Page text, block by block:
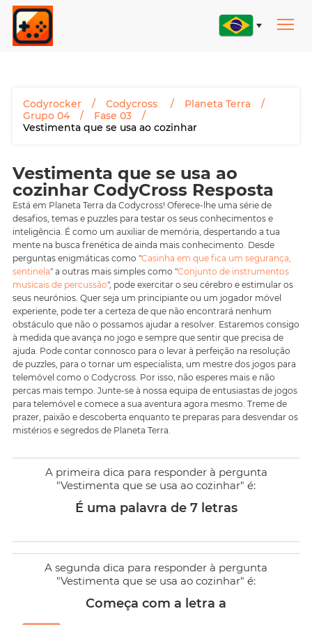
Codyrocker Codycross
Planeta Terra
Grupo 04
Fase 03
Vestimenta que se usa ao cozinhar
Vestimenta que se usa ao
cozinhar CodyCross Resposta
Está em Planeta Terra da Codycross! Oferece-lhe uma série de
desafios, temas e puzzles para testar os seus conhecimentos e
inteligência. É como um auxiliar de memória, despertando a tua
mente na busca frenética de ainda mais conhecimento. Desde
perguntas enigmáticas como "Casinha em que fica um segurança,
sentinela" a outras mais simples como "Conjunto de instrumentos
musicais de percussão", pode exercitar o seu cérebro e estimular os
seus neurónios. Quer seja um principiante ou um jogador móvel
experiente, pode ter a certeza de que não encontrará nenhum
obstáculo que não o possamos ajudar a resolver. Estaremos consigo
à medida que avança no jogo e sempre que sentir que precisa de
ajuda. Pode contar connosco para o levar à perfeição na resolução
de puzzles, para o tornar um especialista, um mestre dos jogos para
telemóvel como o Codycross. Por isso, não esperes mais e não
percas mais tempo. Junte-se à nossa equipa de entusiastas de jogos
para telemóvel e comece a sua aventura agora mesmo. Treme de
prazer, paixão e descoberta enquanto te preparas para desvendar os
mistérios e segredos de Planeta Terra.
A primeira dica para responder à pergunta
"Vestimenta que se usa ao cozinhar" é:
É uma palavra de 7 letras
A segunda dica para responder à pergunta
"Vestimenta que se usa ao cozinhar" é:
Começa com a letra a